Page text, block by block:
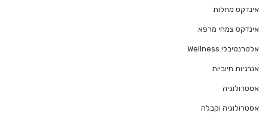
אינדקס מחלות
אינדקס צמחי מרפא
אלטרנטיבלי Wellness
אנרגיות חיוביות
אסטרולוגיה
אסטרולוגיה וקבלה